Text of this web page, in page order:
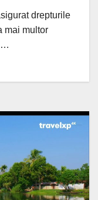
drepturile
mai multor